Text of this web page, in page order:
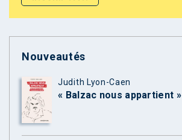
Nouveautés
Judith Lyon-Caen
« Balzac nous appartient »